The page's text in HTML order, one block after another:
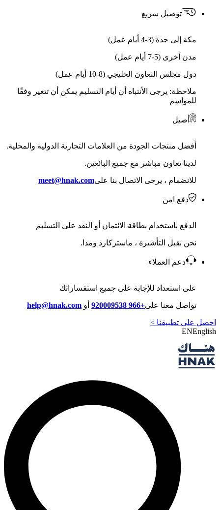
توصيل سريع
مكة إلى جدة (3-4 أيام عمل)
مدن أخرى (5-7 أيام عمل)
دول مجلس التعاون الخليجي (8-10 أيام عمل)
ملاحظة: يرجى الأنتباه أن أيام التسليم يمكن أن تتغير وفقًا
للمواسم
أصيل
أفضل منتجات الجودة من العلامات التجارية الدولية والمحلية.
لدينا تعاون مباشر مع جميع البائعين.
للانضمام ، يرجى الاتصال بنا علىmeet@hnak.com
دفع امن
الدفع باستخدام بطاقة الائتمان أو النقد على التسليم
نحن نقبل التأشيرة ، ماستركارد ومدا.
دعم العملاء
على استعداد للإجابة على جميع استفساراتك
تواصل معنا على+966 920009538 أو help@hnak.com
احصل على تطبيقنا >
ENEnglish